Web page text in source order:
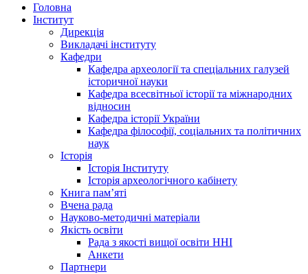
Головна
Інститут
Дирекція
Викладачі інституту
Кафедри
Кафедра археології та спеціальних галузей
історичної науки
Кафедра всесвітньої історії та міжнародних
відносин
Кафедра історії України
Кафедра філософії, соціальних та політичних
наук
Історія
Історія Інституту
Історія археологічного кабінету
Книга памʼяті
Вчена рада
Науково-методичні матеріали
Якість освіти
Рада з якості вищої освіти ННІ
Анкети
Партнери